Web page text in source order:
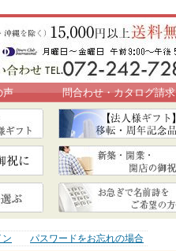
声 問合わせ・カタログ請求
ン パスワードをお忘れの場合